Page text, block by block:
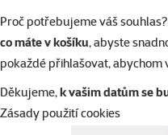
Proč potřebujeme váš
co máte v košíku, abyste
pokaždé přihlašovat, abychom
Děkujeme,k vašim datům se
Zásady použití cookies
Typ dekorace
Na sklo
Ostatní
Pozadí